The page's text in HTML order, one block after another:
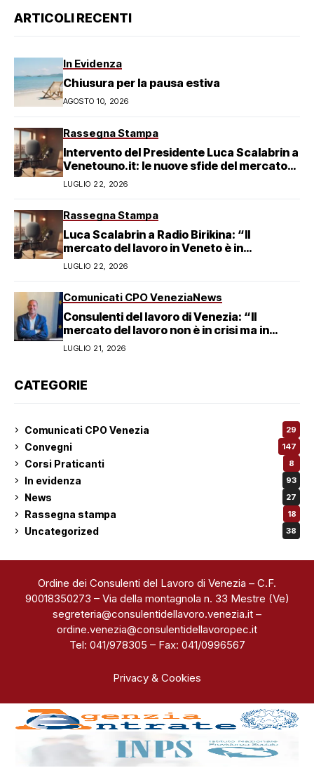
ARTICOLI RECENTI
In Evidenza
Chiusura per la pausa estiva
AGOSTO 10, 2026
Rassegna Stampa
Intervento del Presidente Luca Scalabrin a
Venetouno.it: le nuove sfide del mercato
del lavoro veneziano
LUGLIO 22, 2026
Rassegna Stampa
Luca Scalabrin a Radio Birikina: “Il
mercato del lavoro in Veneto è in
trasformazione”
LUGLIO 22, 2026
Comunicati CPO VeneziaNews
Consulenti del lavoro di Venezia: “Il
mercato del lavoro non è in crisi ma in
trasformazione, serve responsabilità
condivisa”
LUGLIO 21, 2026
CATEGORIE
Comunicati CPO Venezia 29
Convegni 147
Corsi Praticanti 8
In evidenza 93
News 27
Rassegna stampa 18
Uncategorized 38
Ordine dei Consulenti del Lavoro di Venezia – C.F.
90018350273 – Via della montagnola n. 33 Mestre (Ve)
segreteria@consulentidellavoro.venezia.it –
ordine.venezia@consulentidellavoropec.it
Tel: 041/978305 – Fax: 041/0996567
Privacy & Cookies